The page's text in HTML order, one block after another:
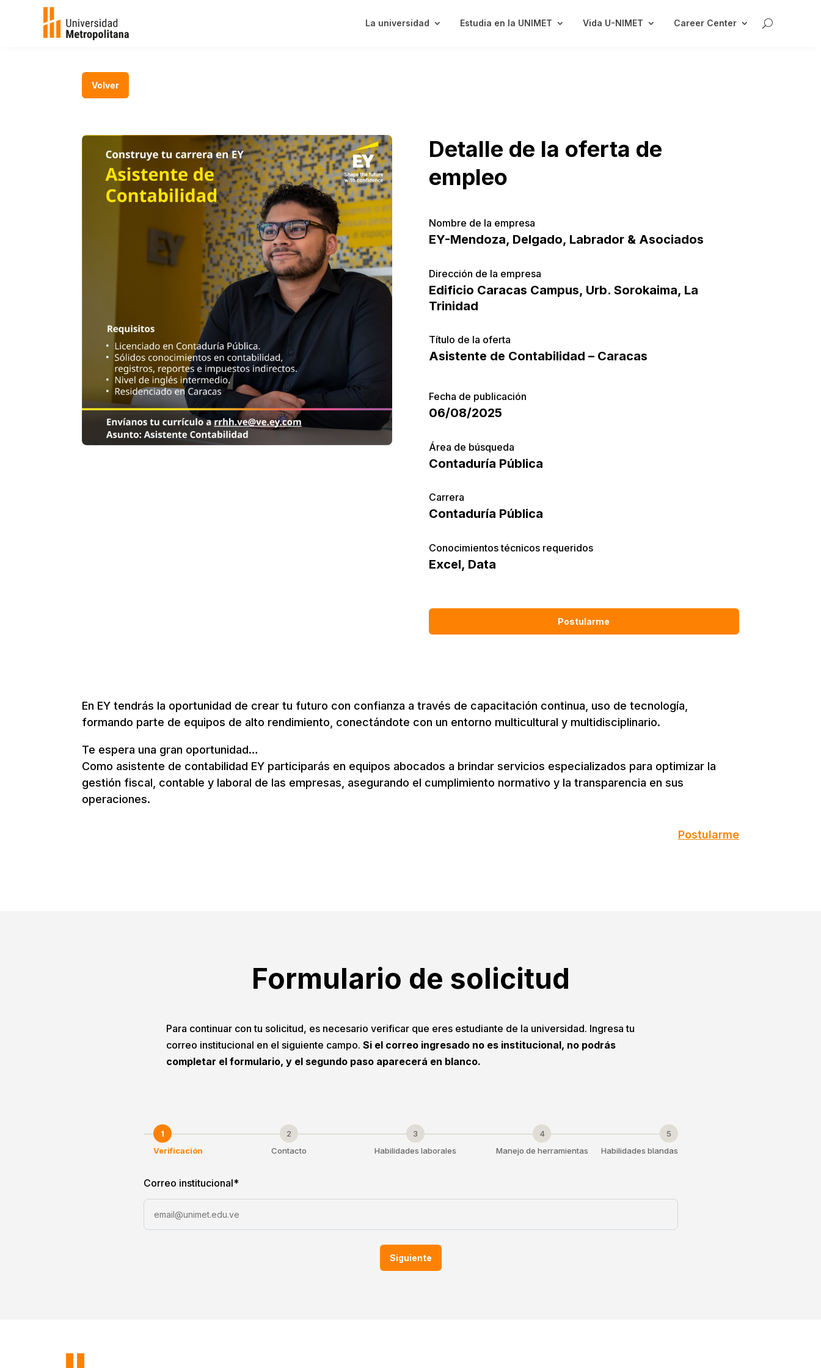
La universidad Estudia en la UNIMET Vida U-NIMET Career Center
Volver
Detalle de la oferta de
empleo
Nombre de la empresa
EY-Mendoza, Delgado, Labrador & Asociados
Dirección de la empresa
Edificio Caracas Campus, Urb. Sorokaima, La
Trinidad
Título de la oferta
Asistente de Contabilidad – Caracas
Fecha de publicación
06/08/2025
Área de búsqueda
Contaduría Pública
Carrera
Contaduría Pública
Conocimientos técnicos requeridos
Excel, Data
Postularme
En EY tendrás la oportunidad de crear tu futuro con confianza a través de capacitación continua, uso de tecnología,
formando parte de equipos de alto rendimiento, conectándote con un entorno multicultural y multidisciplinario.
Te espera una gran oportunidad…
Como asistente de contabilidad EY participarás en equipos abocados a brindar servicios especializados para optimizar la
gestión fiscal, contable y laboral de las empresas, asegurando el cumplimiento normativo y la transparencia en sus
operaciones.
Postularme
Formulario de solicitud
Para continuar con tu solicitud, es necesario verificar que eres estudiante de la universidad. Ingresa tu
correo institucional en el siguiente campo. Si el correo ingresado no es institucional, no podrás
completar el formulario, y el segundo paso aparecerá en blanco.
1
Verificación
2
Contacto
3
Habilidades laborales
4
Manejo de herramientas
5
Habilidades blandas
Correo institucional*
Siguiente